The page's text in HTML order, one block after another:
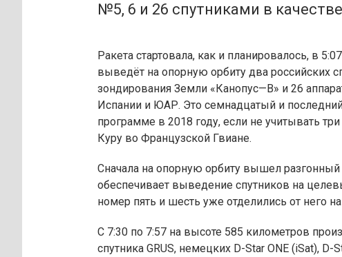
№5, 6 и 26 спутниками в
Ракета стартовала, как и планировалось, в
выведёт на опорную орбиту два российских
зондирования Земли «Канопус—В» и 26
Испании и ЮАР. Это семнадцатый и
программе в 2018 году, если не учитывать
Куру во Французской Гвиане.
Сначала на опорную орбиту вышел
обеспечивает выведение спутников на
номер пять и шесть уже отделились от него
С 7:30 по 7:57 на высоте 585 километров
спутника GRUS, немецких D-Star ONE (iSat), D-